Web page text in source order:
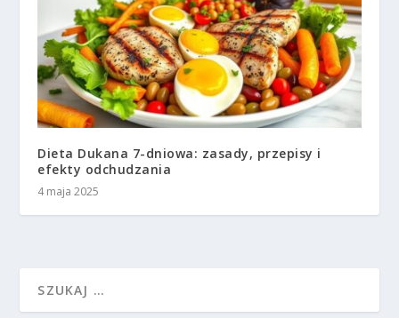
Dieta Dukana 7-dniowa: zasady, przepisy i
efekty odchudzania
4 maja 2025